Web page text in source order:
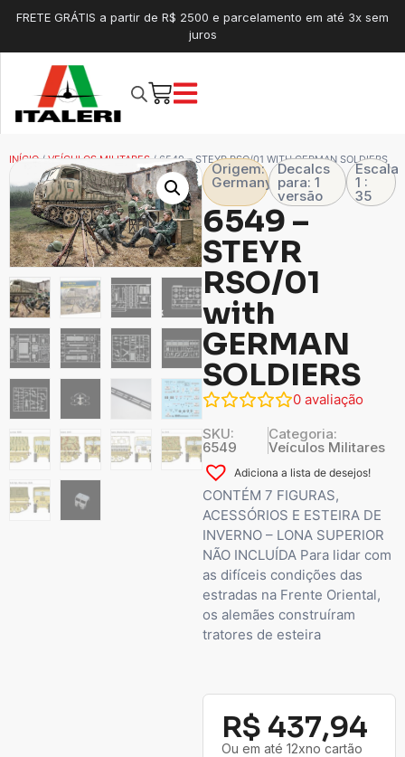
FRETE GRÁTIS a partir de R$ 2500 e parcelamento em até 3x sem
juros
INÍCIO/ VEÍCULOS MILITARES / 6549 – STEYR RSO/01 WITH GERMAN SOLDIERS
Origem:
Germany
Decalcs
para: 1
versão
Escala
1 :
35
6549 –
STEYR
RSO/01
with
GERMAN
SOLDIERS
0 avaliação
SKU:
6549
Categoria:
Veículos Militares
Adiciona a lista de desejos!
CONTÉM 7 FIGURAS,
ACESSÓRIOS E ESTEIRA DE
INVERNO – LONA SUPERIOR
NÃO INCLUÍDA Para lidar com
as difíceis condições das
estradas na Frente Oriental,
os alemães construíram
tratores de esteira
R$ 437,94
Ou em até 12xno cartão